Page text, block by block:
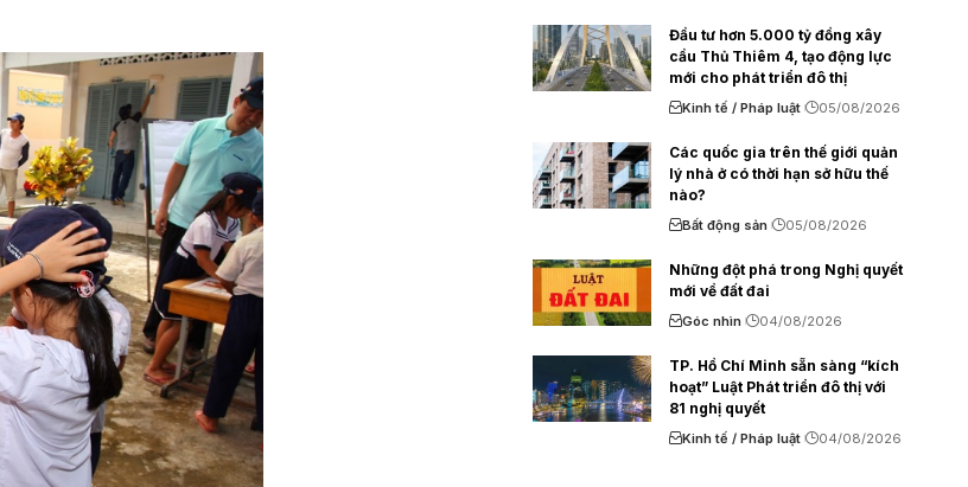
Đầu tư hơn 5.000 tỷ đồng xây
cầu Thủ Thiêm 4, tạo động lực
mới cho phát triển đô thị
Kinh tế / Pháp luật 05/08/2026
Các quốc gia trên thế giới quản
lý nhà ở có thời hạn sở hữu thế
nào?
Bất động sản 05/08/2026
Những đột phá trong Nghị quyết
mới về đất đai
Góc nhìn 04/08/2026
TP. Hồ Chí Minh sẵn sàng “kích
hoạt” Luật Phát triển đô thị với
81 nghị quyết
Kinh tế / Pháp luật 04/08/2026